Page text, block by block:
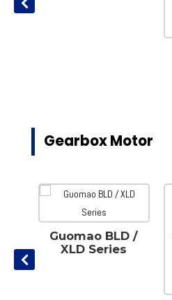
Gearbox Motor
Guomao BLD /
XLD Series